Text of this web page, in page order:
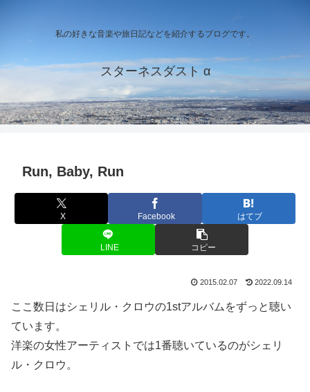
私の好きな音楽や旅日記などを紹介するブログです。
スターネスダスト α
Run, Baby, Run
X Facebook はてブ
LINE コピー
2015.02.07 2022.09.14
ここ数日はシェリル・クロウの1stアルバムをずっと聴い
ています。
洋楽の女性アーティストでは1番聴いているのがシェリ
ル・クロウ。